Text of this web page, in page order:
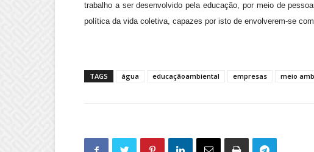
trabalho a ser desenvolvido pela educação, por meio de
política da vida coletiva, capazes por isto de envolverem-se
TAGS água educaçãoambiental empresas meio